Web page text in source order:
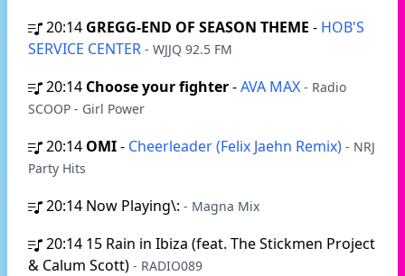
20:14 GREGG-END OF SEASON THEME - HOB'S
SERVICE CENTER - WJJQ 92.5 FM
20:14 Choose your fighter-AVA MAX - Radio
SCOOP - Girl Power
20:14 OMI- Cheerleader (Felix Jaehn Remix) - NRJ
Party Hits
20:14 Now Playing\: - Magna Mix
20:14 15 Rain in Ibiza (feat. The Stickmen Project
& Calum Scott) - RADIO089